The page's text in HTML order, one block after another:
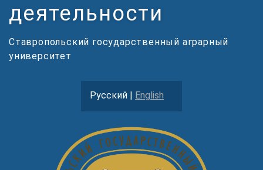
деятельности
Ставропольский государственный аграрный
университет
Русский | English